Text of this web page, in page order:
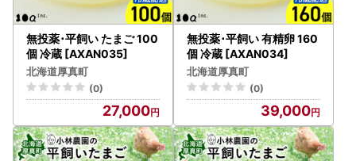
無投薬･平飼い たまご 100
個 冷蔵 [AXAN035]
北海道厚真町
(0)
27,000
無投薬･平飼い 有精卵 160
個 冷蔵 [AXAN034]
北海道厚真町
(0)
39,000